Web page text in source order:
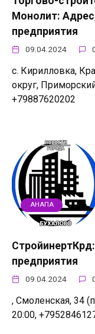
Монолит:
предприятия
09.04.2024
с. Кирилловка,
округ,
+79887620202
АНАПА
предприятия
09.04.2024
, Смоленская, 34
20:00,